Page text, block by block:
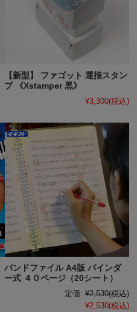
【新型】 ファゴット 運指スタン
プ 《Xstamper 黒》
¥3,300(税込)
バンドファイル A4版 バインダ
ー式 ４０ページ（20シート）
定価: ¥2,530(税込)
¥2,530(税込)